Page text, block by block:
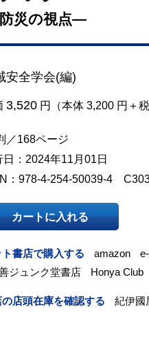
災の視点―
安全学会(編)
3,520 円（本体 3,200 円＋税
／168ページ
日：2024年11月01日
：978-4-254-50039-4
カートに入れる
書店で購入する amazon
ジュンク堂書店
Honya Club
店頭在庫を確認する 紀伊國